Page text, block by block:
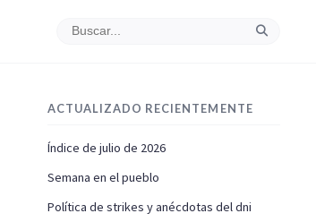
ACTUALIZADO RECIENTEMENTE
Índice de julio de 2026
Semana en el pueblo
Política de strikes y anécdotas del dni